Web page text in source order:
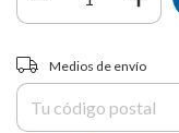
Entregas para el CP:
Medios de envío